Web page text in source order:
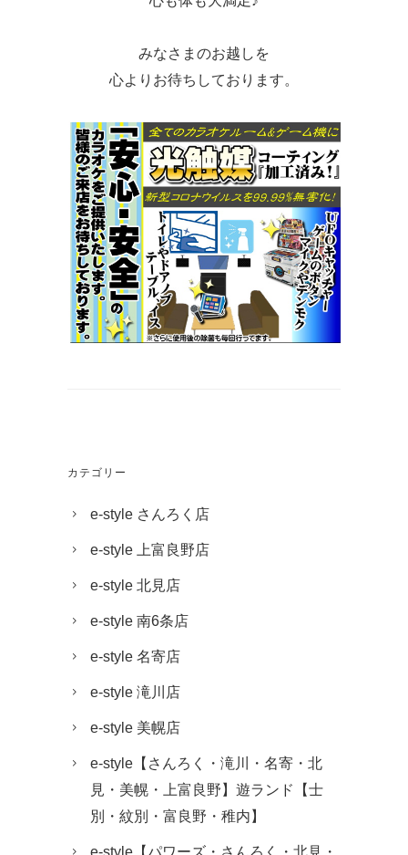
みなさまのお越しを
心よりお待ちしております。
カテゴリー
e-style さんろく店
e-style 上富良野店
e-style 北見店
e-style 南6条店
e-style 名寄店
e-style 滝川店
e-style 美幌店
e-style【さんろく・滝川・名寄・北
見・美幌・上富良野】遊ランド【士
別・紋別・富良野・稚内】
e-style【パワーズ・さんろく・北見・